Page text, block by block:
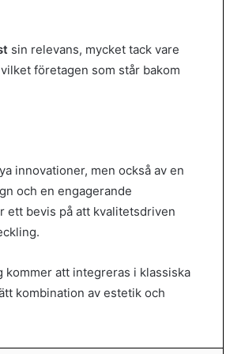
sin relevans, mycket tack vare
företagen som står bakom
innovationer, men också av en
och en engagerande
ett bevis på att kvalitetsdriven
att integreras i klassiska
kombination av estetik och